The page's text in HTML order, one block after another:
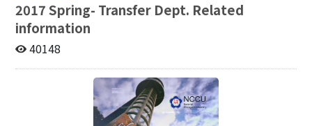
2017Spring- Transfer Dept. Related
information
40148